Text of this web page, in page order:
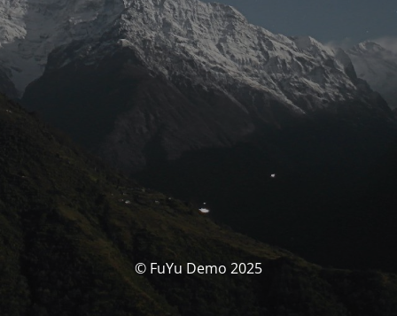
© FuYu Demo 2025